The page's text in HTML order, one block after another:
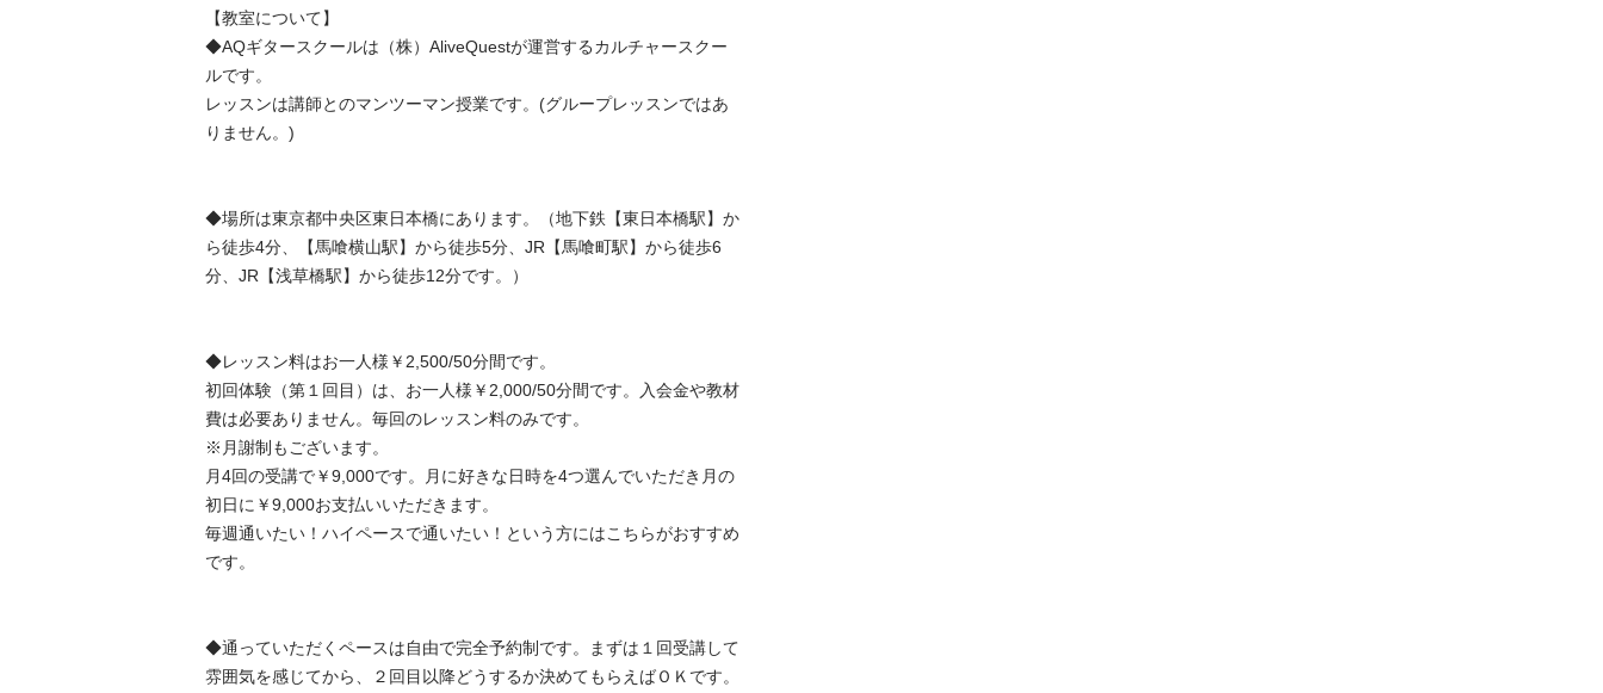
【教室について】
◆AQギタースクールは（株）AliveQuestが運営するカルチャースクー
ルです。
レッスンは講師とのマンツーマン授業です。(グループレッスンではあ
りません。)
◆場所は東京都中央区東日本橋にあります。（地下鉄【東日本橋駅】か
ら徒歩4分、【馬喰横山駅】から徒歩5分、JR【馬喰町駅】から徒歩6
分、JR【浅草橋駅】から徒歩12分です。）
◆レッスン料はお一人様￥2,500/50分間です。
初回体験（第１回目）は、お一人様￥2,000/50分間です。入会金や教材
費は必要ありません。毎回のレッスン料のみです。
※月謝制もございます。
月4回の受講で￥9,000です。月に好きな日時を4つ選んでいただき月の
初日に￥9,000お支払いいただきます。
毎週通いたい！ハイペースで通いたい！という方にはこちらがおすすめ
です。
◆通っていただくペースは自由で完全予約制です。まずは１回受講して
雰囲気を感じてから、２回目以降どうするか決めてもらえばＯＫです。